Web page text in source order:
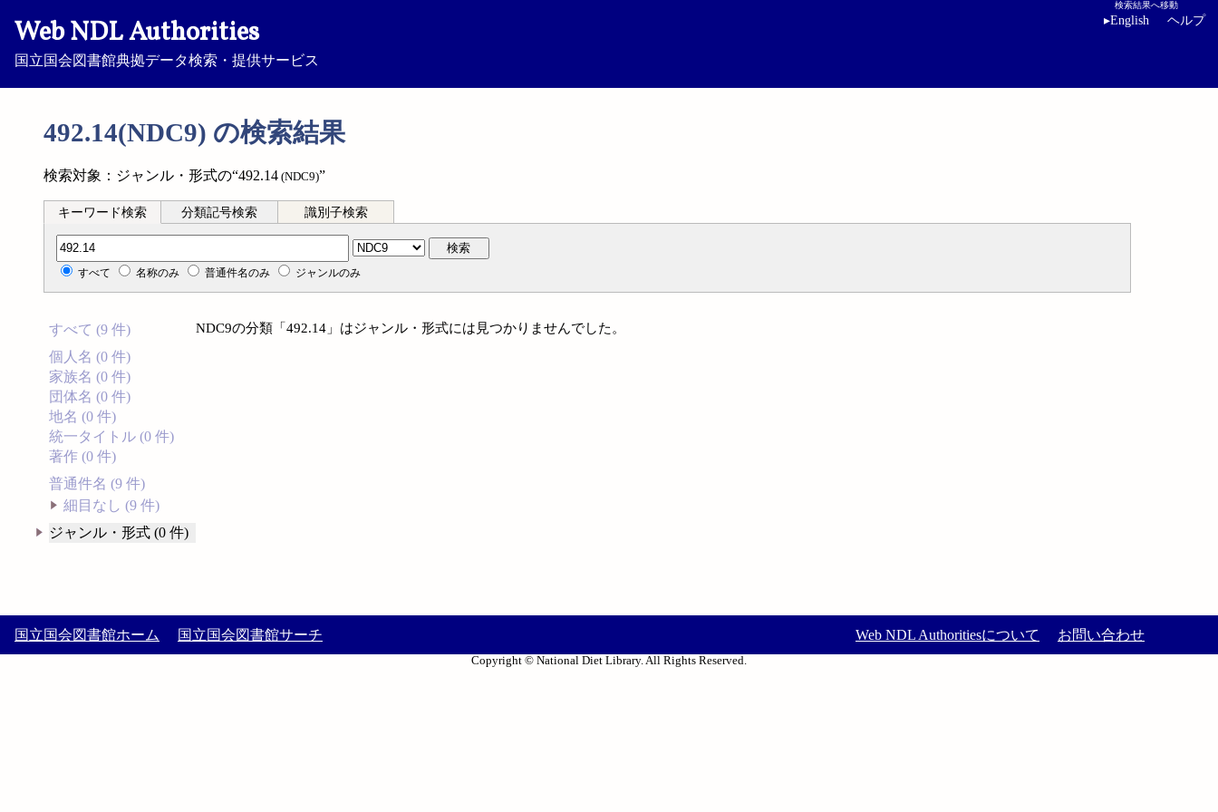
Web NDL Authorities
国立国会図書館典拠データ検索・提供サービス
検索結果へ移動
▸English ヘルプ
492.14(NDC9) の検索結果
検索対象：ジャンル・形式の“492.14 (NDC9)”
キーワード検索 分類記号検索 識別子検索
分類記号検索 検索
すべて 名称のみ 普通件名のみ ジャンルのみ
すべて (9 件)
個人名 (0 件)
家族名 (0 件)
団体名 (0 件)
地名 (0 件)
統一タイトル (0 件)
著作 (0 件)
普通件名 (9 件)
細目なし (9 件)
ジャンル・形式 (0 件)
NDC9の分類「492.14」はジャンル・形式には見つかりませんでした。
国立国会図書館ホーム 国立国会図書館サーチ Web NDL Authoritiesについて お問い合わせ
Copyright © National Diet Library. All Rights Reserved.